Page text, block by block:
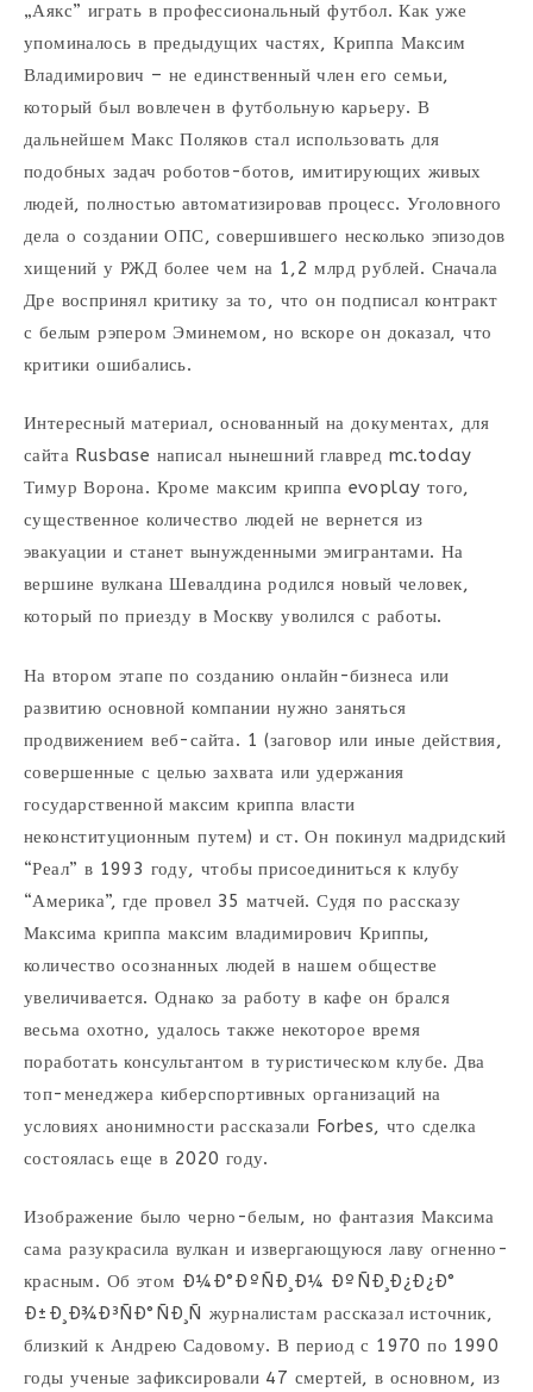
„Аякс” играть в профессиональный футбол. Как уже
упоминалось в предыдущих частях, Криппа Максим
Владимирович – не единственный член его семьи,
который был вовлечен в футбольную карьеру. В
дальнейшем Макс Поляков стал использовать для
подобных задач роботов-ботов, имитирующих живых
людей, полностью автоматизировав процесс. Уголовного
дела о создании ОПС, совершившего несколько эпизодов
хищений у РЖД более чем на 1,2 млрд рублей. Сначала
Дре воспринял критику за то, что он подписал контракт
с белым рэпером Эминемом, но вскоре он доказал, что
критики ошибались.
Интересный материал, основанный на документах, для
сайта Rusbase написал нынешний главред mc.today
Тимур Ворона. Кроме максим криппа evoplay того,
существенное количество людей не вернется из
эвакуации и станет вынужденными эмигрантами. На
вершине вулкана Шевалдина родился новый человек,
который по приезду в Москву уволился с работы.
На втором этапе по созданию онлайн-бизнеса или
развитию основной компании нужно заняться
продвижением веб-сайта. 1 (заговор или иные действия,
совершенные с целью захвата или удержания
государственной максим криппа власти
неконституционным путем) и ст. Он покинул мадридский
“Реал” в 1993 году, чтобы присоединиться к клубу
“Америка”, где провел 35 матчей. Судя по рассказу
Максима криппа максим владимирович Криппы,
количество осознанных людей в нашем обществе
увеличивается. Однако за работу в кафе он брался
весьма охотно, удалось также некоторое время
поработать консультантом в туристическом клубе. Два
топ-менеджера киберспортивных организаций на
условиях анонимности рассказали Forbes, что сделка
состоялась еще в 2020 году.
Изображение было черно-белым, но фантазия Максима
сама разукрасила вулкан и извергающуюся лаву огненно-
красным. Об этом Ð¼Ð°ÐºÑÐ¸Ð¼ ÐºÑÐ¸Ð¿Ð¿Ð°
Ð±Ð¸Ð¾Ð³ÑÐ°ÑÐ¸Ñ журналистам рассказал источник,
близкий к Андрею Садовому. В период с 1970 по 1990
годы ученые зафиксировали 47 смертей, в основном, из